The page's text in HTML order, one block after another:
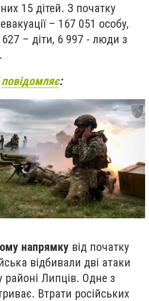
15 дітей. З початку
– 167 051 особу,
– діти, 6 997 - люди з
повідомляє:
напрямку від початку
відбивали дві атаки
районі Липців. Одне з
Втрати російських